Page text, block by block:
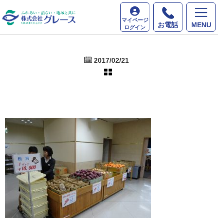
MENU
お電話
マイページ
ログイン
ホーム 最新情報
2017/02/21